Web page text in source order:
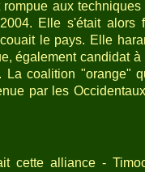
aux techniques
Elle s'était alors
le pays. Elle
également candidat
La coalition "orange"
par les
cette alliance -